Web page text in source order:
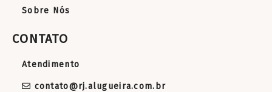
Sobre Nós
CONTATO
Atendimento
contato@rj.alugueira.com.br